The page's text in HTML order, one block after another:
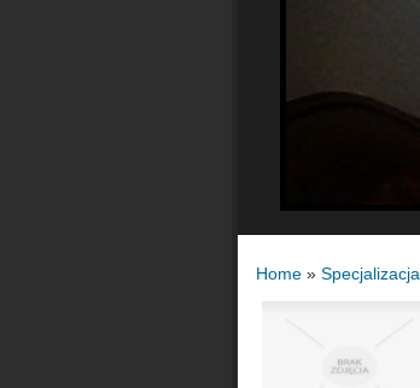
Home » Specjalizacja